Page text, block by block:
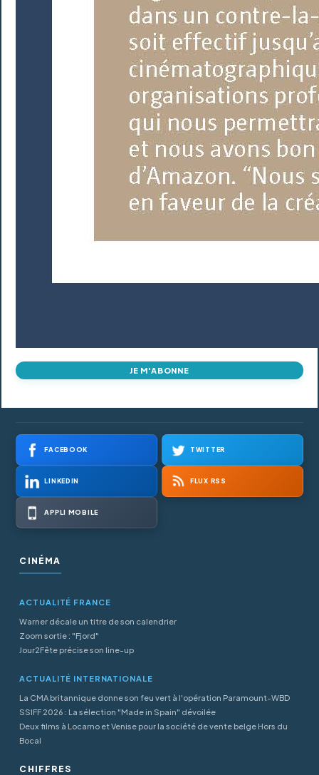
JE M'ABONNE
FACEBOOK TWITTER
LINKEDIN FLUX RSS
APPLI MOBILE
CINÉMA
ACTUALITÉ FRANCE
Warner décale un titre de son calendrier
Zoom sortie : "Fjord"
Jour2Fête précise son line-up
ACTUALITÉ INTERNATIONALE
La CMA britannique donne son feu vert à l'opération Paramount-WBD
SSIFF 2026 : La sélection "Made in Spain" dévoilée
Deux films à Locarno et Venise pour la société de vente belge Hors du
Bocal
CHIFFRES